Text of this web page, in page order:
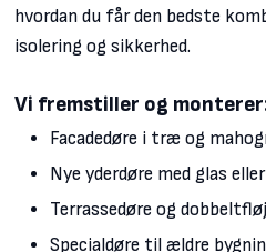
hvordan du får den bedste
isolering og sikkerhed.
Vi fremstiller og
Facadedøre i træ og
Nye yderdøre med glas
Terrassedøre og
Specialdøre til ældre